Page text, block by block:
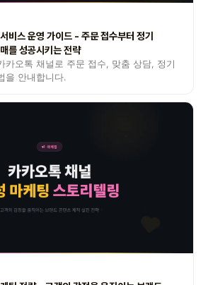
비스 운영 가이드 - 주문 접수부터 정기
를 성공시키는 전략
카오톡 채널로 주문 접수, 맞춤 상담, 정기
을 안내합니다.